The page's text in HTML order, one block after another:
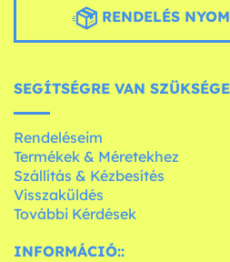
RENDELÉS
SEGÍTSÉGRE VAN
Rendeléseim
Termékek & Méretekhez
Szállítás & Kézbesítés
Visszaküldés
További Kérdések
INFORMÁCIÓ::